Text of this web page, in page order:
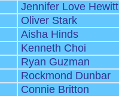
Jennifer Love Hewitt
Oliver Stark
Aisha Hinds
Kenneth Choi
Ryan Guzman
Rockmond Dunbar
Connie Britton